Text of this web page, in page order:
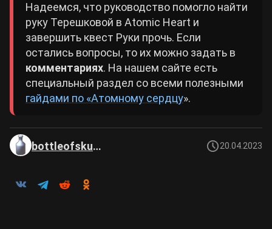
Надеемся, что руководство помогло найти
руку Терешковой в Atomic Heart и
завершить квест Руки прочь. Если
остались вопросы, то их можно задать в
комментариях. На нашем сайте есть
специальный раздел со всеми полезными
гайдами по «Атомному сердцу».
bottleofskuma 20.04.2023